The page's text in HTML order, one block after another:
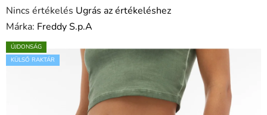
A
termék
átlagos
értékelése
Nincs értékelés Ugrás az értékeléshez
Márka: Freddy S.p.A
ÚJDONSÁG
KÜLSŐ RAKTÁR